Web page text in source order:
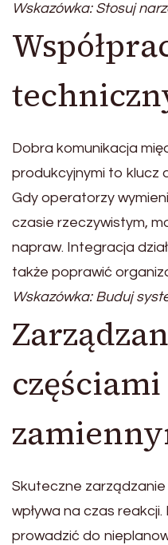
Wskazówka: Stosuj
Dobra komunikacja
produkcyjnymi to klucz
Gdy operatorzy
czasie rzeczywistym,
napraw. Integracja
także poprawić
Wskazówka: Buduj
częściami
Skuteczne
wpływa na czas
prowadzić do